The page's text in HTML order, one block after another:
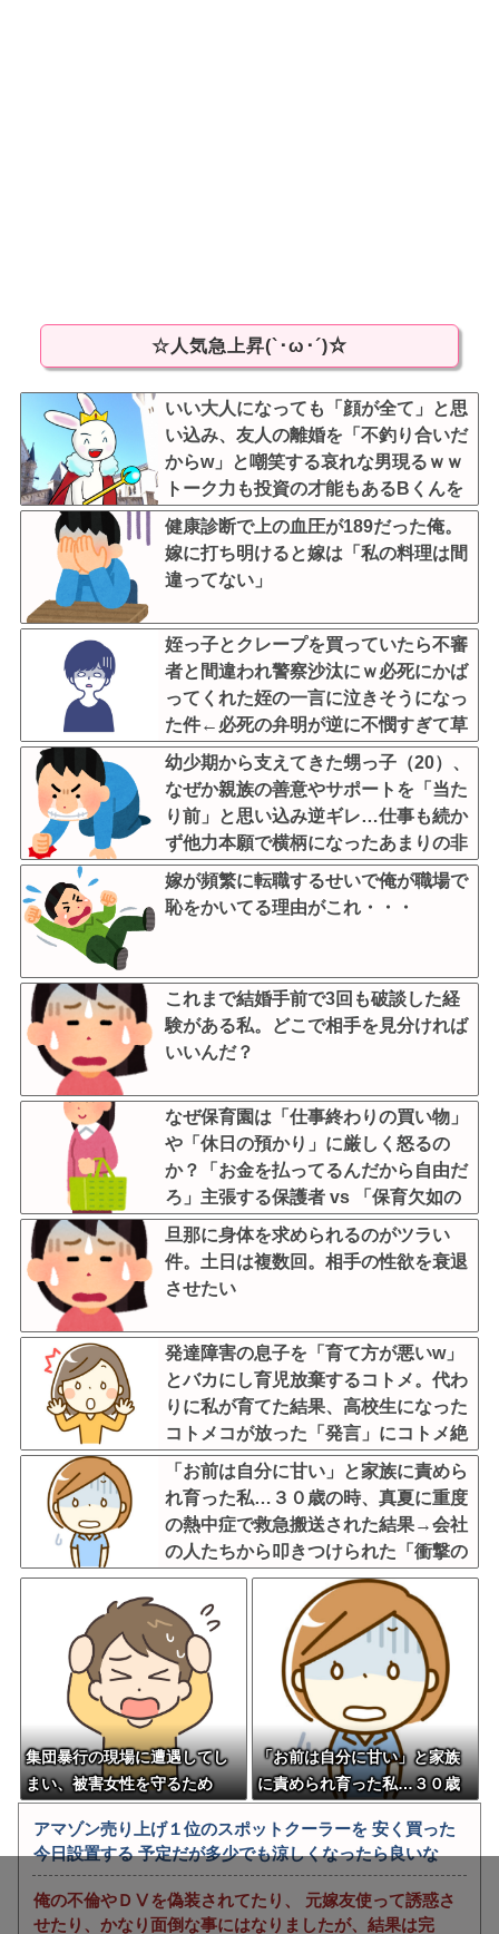
☆人気急上昇(`･ω･´)☆
いい大人になっても「顔が全て」と思
い込み、友人の離婚を「不釣り合いだ
からw」と嘲笑する哀れな男現るｗｗ
トーク力も投資の才能もあるBくんを
叩いてドヤる顔ファン男の浅はかさに
ガチで絶句
健康診断で上の血圧が189だった俺。
嫁に打ち明けると嫁は「私の料理は間
違ってない」
姪っ子とクレープを買っていたら不審
者と間違われ警察沙汰にｗ必死にかば
ってくれた姪の一言に泣きそうになっ
た件←必死の弁明が逆に不憫すぎて草
幼少期から支えてきた甥っ子（20）、
なぜか親族の善意やサポートを「当た
り前」と思い込み逆ギレ…仕事も続か
ず他力本願で横柄になったあまりの非
常識さに限界到達！情で助けてきたけ
どもう親族やめたい
嫁が頻繁に転職するせいで俺が職場で
恥をかいてる理由がこれ・・・
これまで結婚手前で3回も破談した経
験がある私。どこで相手を見分ければ
いいんだ？
なぜ保育園は「仕事終わりの買い物」
や「休日の預かり」に厳しく怒るの
か？「お金を払ってるんだから自由だ
ろ」主張する保護者 vs 「保育欠如の
ための施設」と諭す保育士
旦那に身体を求められるのがツラい
件。土日は複数回。相手の性欲を衰退
させたい
発達障害の息子を「育て方が悪いw」
とバカにし育児放棄するコトメ。代わ
りに私が育てた結果、高校生になった
コトメコが放った「発言」にコトメ絶
叫←他人に預けっぱなしで親面するな
「お前は自分に甘い」と家族に責めら
れ育った私…３０歳の時、真夏に重度
の熱中症で救急搬送された結果→会社
の人たちから叩きつけられた「衝撃の
事実」に絶句
集団暴行の現場に遭遇してし
まい、被害女性を守るため
で抱きついた結果…警察に連
行され〇〇扱いされる悲劇へ
←機転を利かせた結果が裏目
に出すぎて惨事
「お前は自分に甘い」と家族
に責められ育った私…３０歳
救急搬送された結果→会社の
人たちから叩きつけられた
「衝撃の事実」に絶句
アマゾン売り上げ１位のスポットクーラーを 安く買った
今日設置する 予定だが多少でも涼しくなったら良いな
俺の不倫やＤⅤを偽装されてたり、 元嫁友使って誘惑さ
せたり、かなり面倒な事にはなりましたが、結果は完